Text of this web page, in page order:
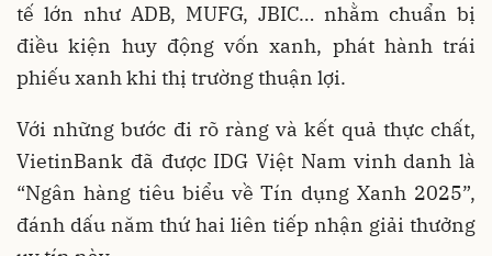
tế lớn như ADB, MUFG, JBIC… nhằm chuẩn bị
điều kiện huy động vốn xanh, phát hành trái
phiếu xanh khi thị trường thuận lợi.
Với những bước đi rõ ràng và kết quả thực chất,
VietinBank đã được IDG Việt Nam vinh danh là
“Ngân hàng tiêu biểu về Tín dụng Xanh 2025”,
đánh dấu năm thứ hai liên tiếp nhận giải thưởng